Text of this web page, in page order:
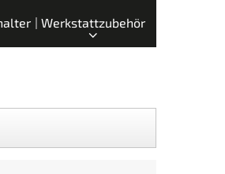
Werkstattzubehör